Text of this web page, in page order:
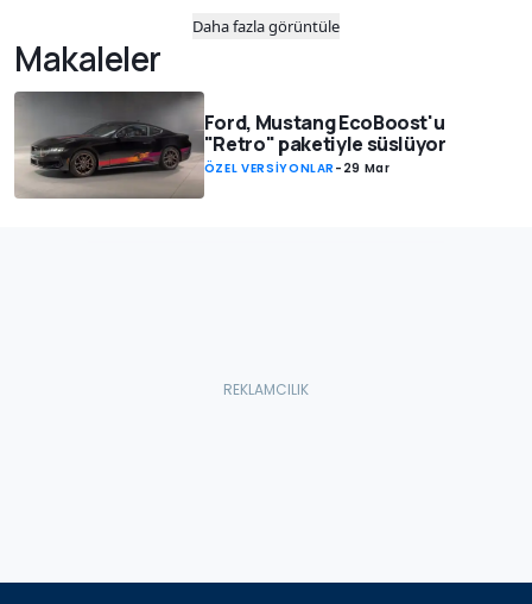
Daha fazla görüntüle
Makaleler
Ford, Mustang EcoBoost'u
"Retro" paketiyle süslüyor
ÖZEL VERSİYONLAR - 29 Mar